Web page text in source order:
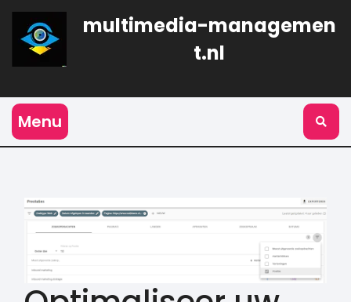
Naar
inhoud
gaan
multimedia-managemen
t.nl
Menu